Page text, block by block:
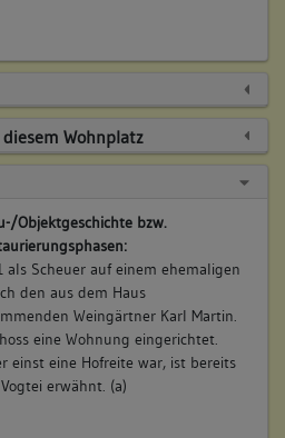
Wohnplatz
Objektgeschichte bzw.
als Scheuer auf einem ehemaligen
den aus dem Haus
Weingärtner Karl Martin.
eine Wohnung eingerichtet.
einst eine Hofreite war, ist bereits
erwähnt. (a)